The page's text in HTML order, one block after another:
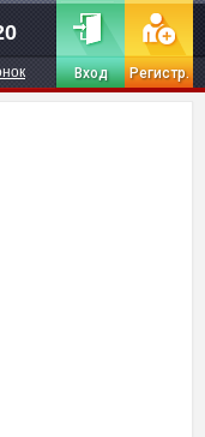
Вход Регистр.